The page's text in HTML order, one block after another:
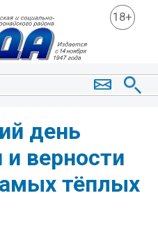
18+
день
верности
тёплых